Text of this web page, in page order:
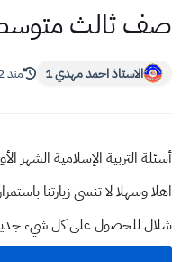
صف ثالث
الاستاذ احمد مهدي 1 منذ 2 سنة
أسئلة التربية الإسلامية
اهلا وسهلالا تنسى زيارتنا
شلال للحصول على كل شيء